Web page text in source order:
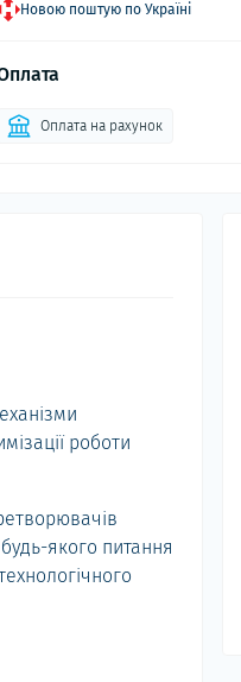
Новою поштую по Україні
Оплата на рахунок
роботи
якого питання